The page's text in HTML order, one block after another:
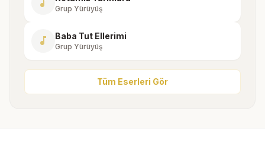
music_note Grup Yürüyüş
music_note Baba Tut Ellerimi
Grup Yürüyüş
Tüm Eserleri Gör